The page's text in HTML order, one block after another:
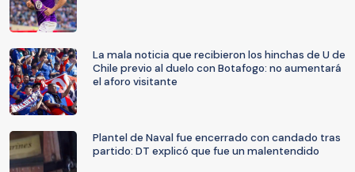
La mala noticia que recibieron los hinchas de U de
Chile previo al duelo con Botafogo: no aumentará
el aforo visitante
Plantel de Naval fue encerrado con candado tras
partido: DT explicó que fue un malentendido